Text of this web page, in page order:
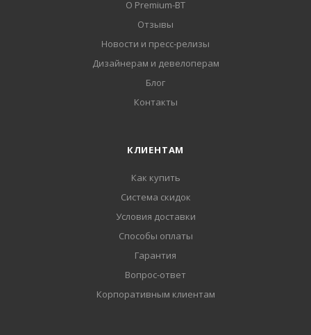
О Premium-BT
Отзывы
Новости и пресс-релизы
Дизайнерам и девелоперам
Блог
Контакты
КЛИЕНТАМ
Как купить
Система скидок
Условия доставки
Способы оплаты
Гарантия
Вопрос-ответ
Корпоративным клиентам